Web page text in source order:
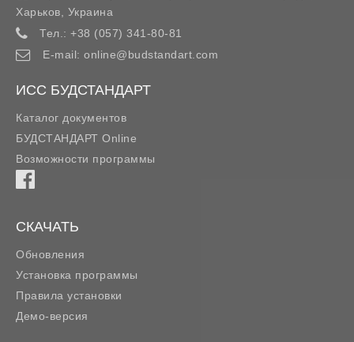
Харьков
Украина
Тел.: +38 (057) 341-80-81
E-mail: online@budstandart.com
ИСС БУДСТАНДАРТ
Каталог документов
БУДСТАНДАРТ Online
Возможности программы
СКАЧАТЬ
Обновления
Установка программы
Правила установки
Демо-версия